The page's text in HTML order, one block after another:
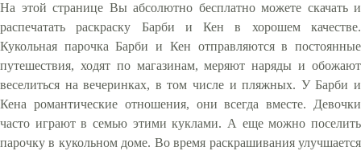
На этой странице Вы абсолютно бесплатно можете скачать и
распечатать раскраску Барби и Кен в хорошем качестве.
Кукольная парочка Барби и Кен отправляются в постоянные
путешествия, ходят по магазинам, меряют наряды и обожают
веселиться на вечеринках, в том числе и пляжных. У Барби и
Кена романтические отношения, они всегда вместе. Девочки
часто играют в семью этими куклами. А еще можно поселить
парочку в кукольном доме. Во время раскрашивания улучшается